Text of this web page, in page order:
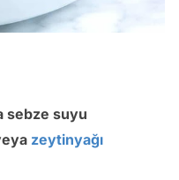
sebze suyu
zeytinyağı